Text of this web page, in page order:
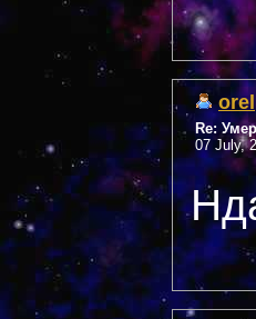
orel
Re:
07 July,